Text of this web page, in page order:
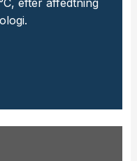
efter affedtning